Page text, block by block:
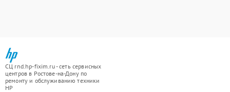
СЦ rnd.hp-fixim.ru - сеть сервисных
центров в Ростове-на-Дону по
ремонту и обслуживанию техники
HP